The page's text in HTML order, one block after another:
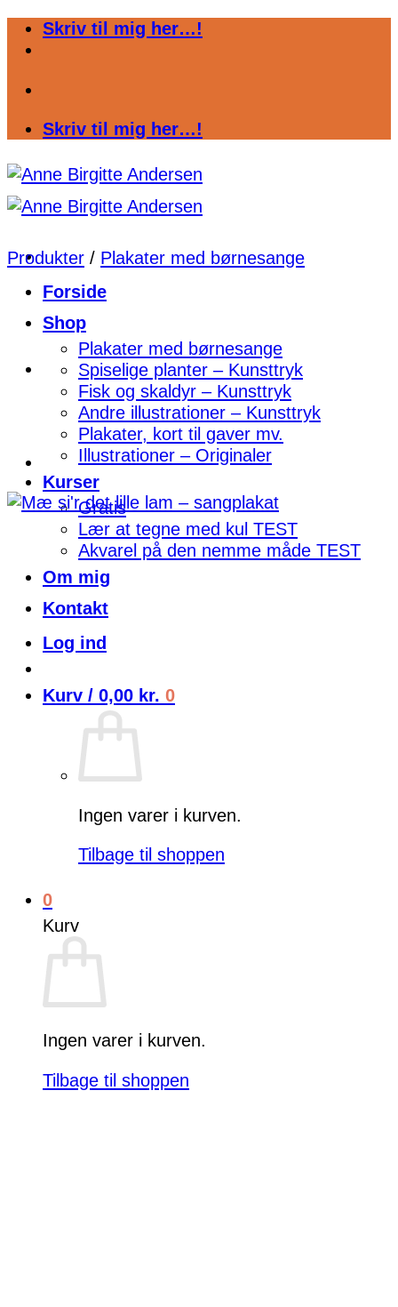
FortsætSkriv til mig her…!
Skriv til mig her…!
Forside
Shop
Plakater med børnesange
Spiselige planter – Kunsttryk
Fisk og skaldyr – Kunsttryk
Andre illustrationer – Kunsttryk
Plakater, kort til gaver mv.
Illustrationer – Originaler
Kurser
Gratis
Lær at tegne med kul TEST
Akvarel på den nemme måde TEST
Om mig
Kontakt
Log ind
Kurv / 0,00 kr. 0
Ingen varer i kurven.
Tilbage til shoppen
0
Kurv
Ingen varer i kurven.
Tilbage til shoppen
Produkter / Plakater med børnesange